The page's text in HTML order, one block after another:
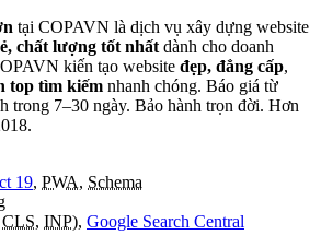
tại COPAVN là dịch vụ xây dựng website
chất lượng tốt nhất dành cho doanh
kiến tạo website đẹp, đẳng cấp,
top tìm kiếm nhanh chóng. Báo giá từ
trong 7–30 ngày. Bảo hành trọn đời. Hơn
19, PWA, Schema
CLS, INP), Google Search Central